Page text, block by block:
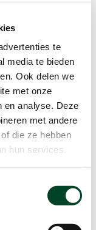
te
media te bieden
Ook delen we
met onze
en analyse. Deze
met andere
die ze hebben
hun services.
verhalen,
Kansfonds